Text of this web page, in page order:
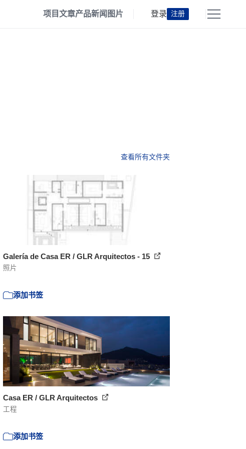
项目文章产品新闻 图片 登录 注册
查看所有文件夹
Galería de Casa ER / GLR Arquitectos - 15
照片
添加书签
Casa ER / GLR Arquitectos
工程
添加书签